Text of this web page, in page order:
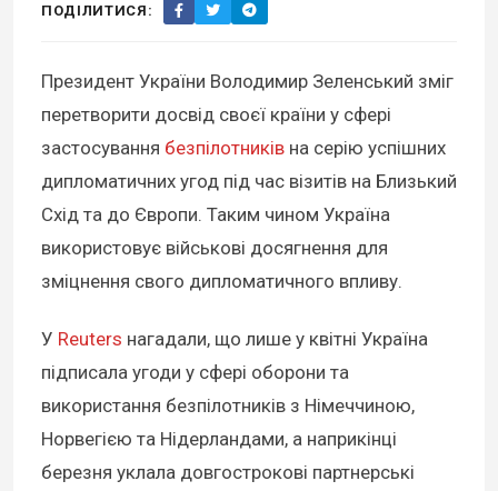
ПОДІЛИТИСЯ:
Президент України Володимир Зеленський зміг
перетворити досвід своєї країни у сфері
застосування безпілотників на серію успішних
дипломатичних угод під час візитів на Близький
Схід та до Європи. Таким чином Україна
використовує військові досягнення для
зміцнення свого дипломатичного впливу.
У Reuters нагадали, що лише у квітні Україна
підписала угоди у сфері оборони та
використання безпілотників з Німеччиною,
Норвегією та Нідерландами, а наприкінці
березня уклала довгострокові партнерські